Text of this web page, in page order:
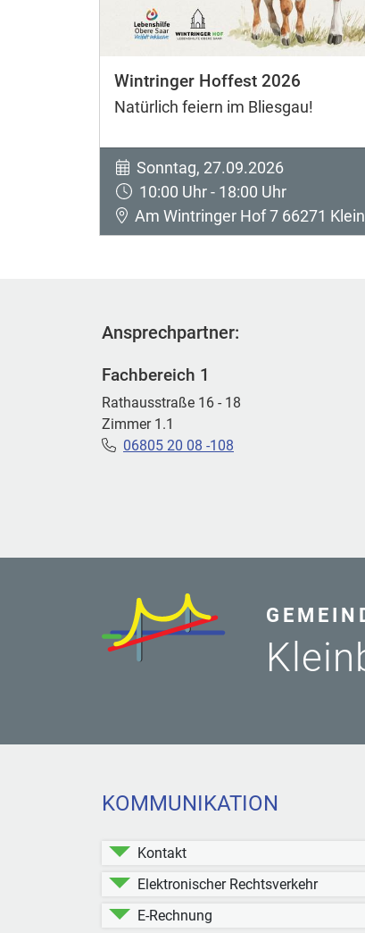
Wintringer Hoffest 2026
Natürlich feiern im Bliesgau!
Sonntag, 27.09.2026
10:00 Uhr - 18:00 Uhr
Am Wintringer Hof 7 66271
Ansprechpartner:
Fachbereich 1
Rathausstraße 16 - 18
Zimmer 1.1
06805 20 08 -108
KOMMUNIKATION
Kontakt
Elektronischer Rechtsverkehr
E-Rechnung